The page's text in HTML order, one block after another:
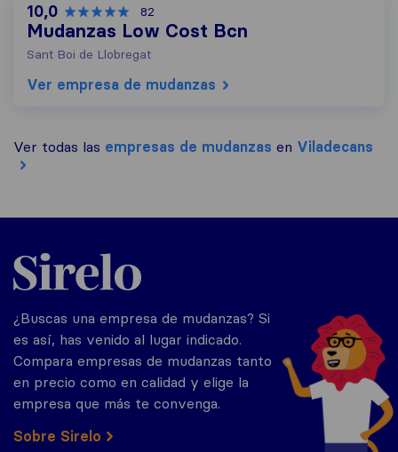
10,0 82
Mudanzas Low Cost Bcn
Sant Boi de Llobregat
Ver empresa de mudanzas
Ver todas las empresas de mudanzas en Viladecans
Sirelo.es
¿Buscas una empresa de mudanzas? Si
es así, has venido al lugar indicado.
Compara empresas de mudanzas tanto
en precio como en calidad y elige la
empresa que más te convenga.
Sobre Sirelo